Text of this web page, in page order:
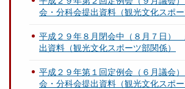
会・分科会提出資料（観光文化スポー
平成２９年８月閉会中（８月７日）
出資料（観光文化スポーツ部関係）
平成２９年第１回定例会（６月議会
会・分科会提出資料（観光文化スポー